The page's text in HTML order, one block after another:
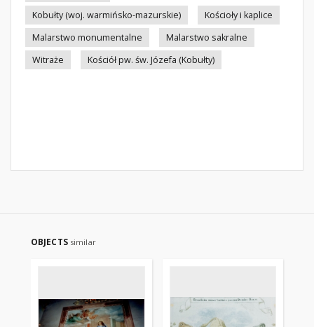
Kobułty (woj. warmińsko-mazurskie)
Kościoły i kaplice
Malarstwo monumentalne
Malarstwo sakralne
Witraże
Kościół pw. św. Józefa (Kobułty)
OBJECTS similar